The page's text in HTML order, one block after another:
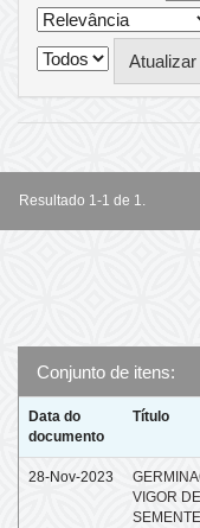
Resultado 1-1 de 1.
Conjunto de itens:
Data do
documento
Título
28-Nov-2023
VIGOR DE